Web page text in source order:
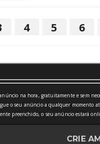
4 5 6
na hora, gratuitamente e sem
o seu anúncio a qualquer momento
preenchido, o seu anúncio estará
CRIE